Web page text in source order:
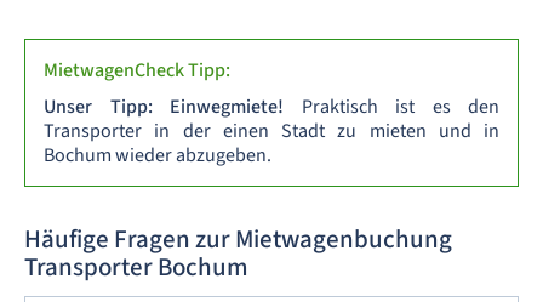
MietwagenCheck Tipp:
Unser Tipp: Einwegmiete! Praktisch ist es den
Transporter in der einen Stadt zu mieten und in
Bochum wieder abzugeben.
Häufige Fragen zur Mietwagenbuchung
Transporter Bochum